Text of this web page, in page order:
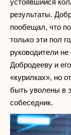
устоявшийся
результаты.
пообещал, что
только эти пол
руководители
Добродееву и
«курилках», но
быть уволены в
собеседник.